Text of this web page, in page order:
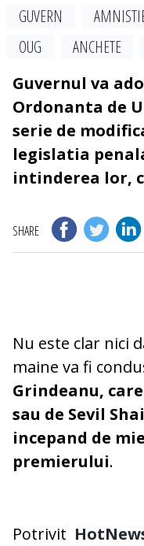
GUVERN
OUG
ANCHETE
Guvernul va
Ordonanta de
serie de
legislatia
intinderea lor,
SHARE
Nu este clar nici
maine va fi
Grindeanu,
sau de Sevil
incepand de
premierului.
Potrivit